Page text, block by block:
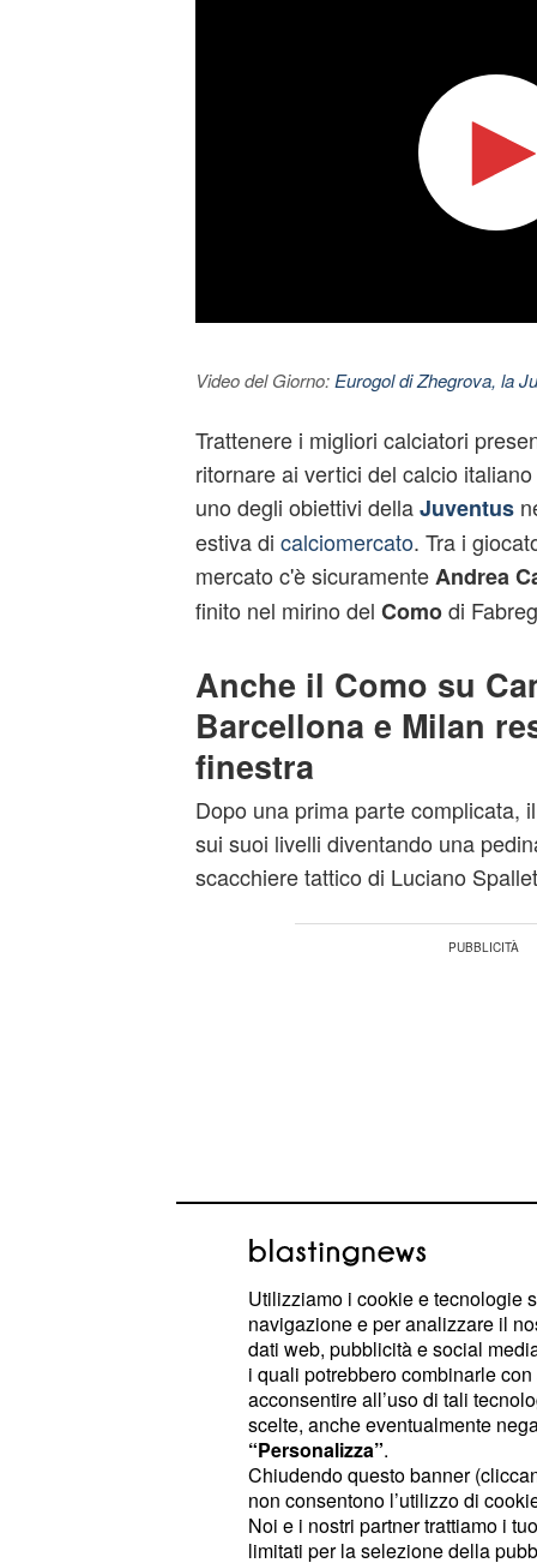
Video del Giorno: Eurogol di Zhegrova, la
Trattenere i migliori calciatori
ritornare ai vertici del calcio
uno degli obiettivi dellaJuventus
estiva di calciomercato. Tra i
mercato c'è sicuramenteAndrea
finito nel mirino del Comodi
Anche il Como su
Barcellona e Milan
finestra
Dopo una prima parte complicata,
sui suoi livelli diventando una
scacchiere tattico di Luciano
La duttilità di Cambiaso nel
linea a quattro che come esterno
ha permesso al tecnico di
soluzioni tattiche e di migliore il
squadra.
Le prestazioni dell'esterno italiano
Utilizziamo i cookie e tecnologie
navigazione e per analizzare il
dati web, pubblicità e social
i quali potrebbero combinarle
acconsentire all’uso di tali
scelte, anche eventualmente
“Personalizza”.
Chiudendo questo banner
non consentono l’utilizzo di
Noi e i nostri partner trattiamo i
limitati per la selezione della